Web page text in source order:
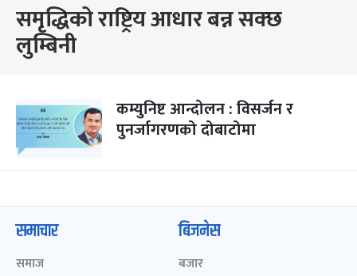
समृद्धिको राष्ट्रिय आधार बन्न सक्छ
लुम्बिनी
कम्युनिष्ट आन्दोलन : विसर्जन र
पुनर्जागरणको दोबाटोमा
समाचार
समाज
बिजनेस
बजार